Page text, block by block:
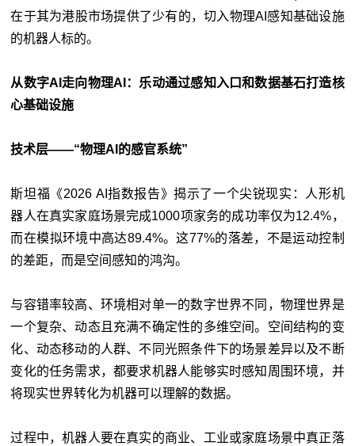
在于其为港股市场提供了少有的，切入物理AI感知基础设施
的机器人标的。
从数字AI走向物理AI：乐动通过感知入口和数据基石打造核
心基础设施
技术层——“物理AI的感官系统”
斯坦福《2026 AI指数报告》揭示了一个尖锐现实：人形机
器人在真实家庭场景完成1000项家务的成功率仅为12.4%，
而在模拟环境中高达89.4%。这77%的落差，不是运动控制
的差距，而是空间感知的鸿沟。
与容错率较高、环境相对单一的数字世界不同，物理世界是
一个复杂、动态且充满不确定性的多维空间。空间结构的变
化、动态移动的人群、不同光照条件下的场景差异以及不断
变化的任务需求，都要求机器人能够实时感知周围环境，并
将现实世界转化为机器可以理解的数据。
过程中，机器人要在真实的商业、工业或家庭场景中真正落